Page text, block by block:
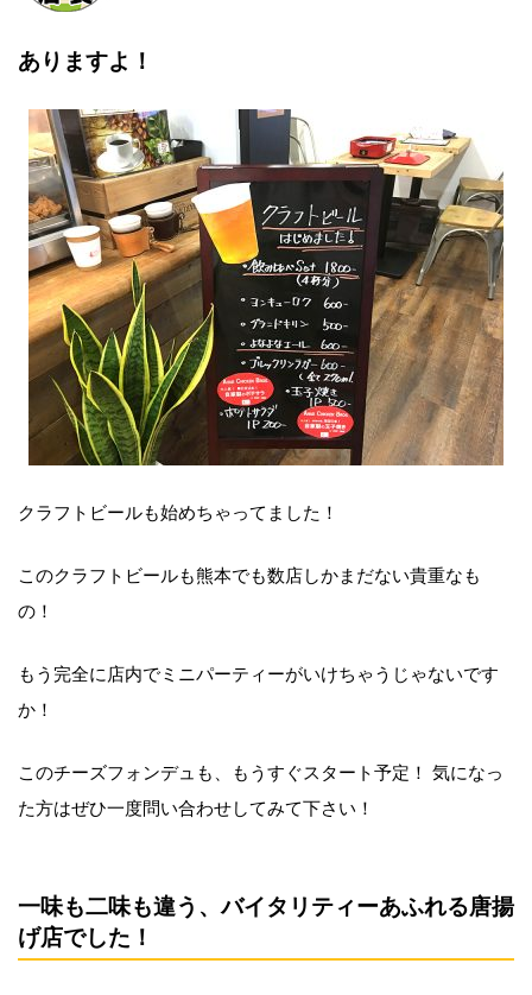
ありますよ！
クラフトビールも始めちゃってました！
このクラフトビールも熊本でも数店しかまだない貴重なも
の！
もう完全に店内でミニパーティーがいけちゃうじゃないです
か！
このチーズフォンデュも、もうすぐスタート予定！ 気になっ
た方はぜひ一度問い合わせしてみて下さい！
一味も二味も違う、バイタリティーあふれる唐揚
げ店でした！